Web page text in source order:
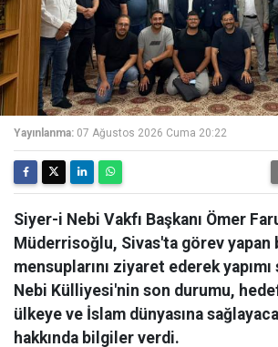
Yayınlanma: 07 Ağustos 2026 Cuma 20:22
Siyer-i Nebi Vakfı Başkanı Ömer
Müderrisoğlu, Sivas'ta görev yapan
mensuplarını ziyaret ederek
Nebi Külliyesi'nin son durumu,
ülkeye ve İslam dünyasına
hakkında bilgiler verdi.